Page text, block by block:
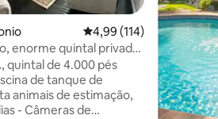
4,99 de uma avaliação
4,99 (114)
enorme quintal privado
quintal de 4.000 pés
de tanque de
animais de estimação,
- Câmeras de